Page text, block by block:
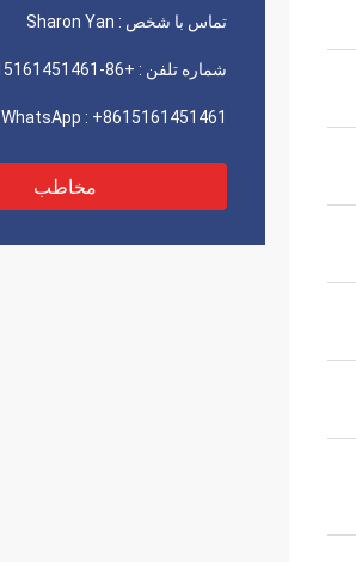
تماس با شخص : Sharon Yan
شماره تلفن : +86-15161451461
WhatsApp : +8615161451461
مخاطب